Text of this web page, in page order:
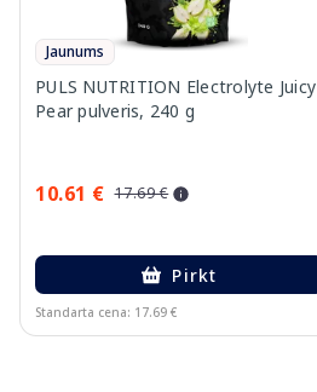
Jaunums
PULS NUTRITION Electrolyte Juicy
Pear pulveris, 240 g
10.61 € 17.69 €
Pirkt
Standarta cena: 17.69 €